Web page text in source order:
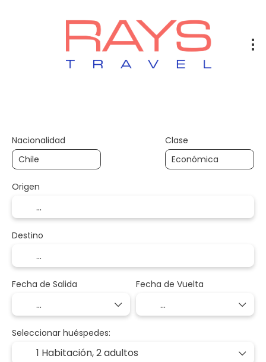
Nacionalidad Clase
Origen
Destino
Fecha de Salida Fecha de Vuelta
Seleccionar huéspedes:
1 Habitación,2 adultos